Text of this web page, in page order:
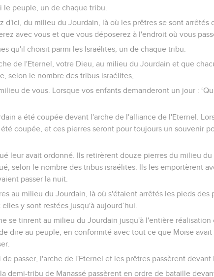
le peuple, un de chaque tribu.
d'ici, du milieu du Jourdain, là où les prêtres se sont arrêtés
avec vous et que vous déposerez à l'endroit où vous
qu'il choisit parmi les Israélites, un de chaque tribu.
de l'Eternel, votre Dieu, au milieu du Jourdain et que
selon le nombre des tribus israélites,
de vous. Lorsque vos enfants demanderont un jour :
a été coupée devant l'arche de l'alliance de l'Eternel.
coupée, et ces pierres seront pour toujours un souvenir
leur avait ordonné. Ils retirèrent douze pierres du milieu du
selon le nombre des tribus israélites. Ils les emportèrent
passer la nuit.
au milieu du Jourdain, là où s'étaient arrêtés les pieds des
y sont restées jusqu'à aujourd’hui.
se tinrent au milieu du Jourdain jusqu'à l'entière réalisation
dire au peuple, en conformité avec tout ce que Moïse avait
passer, l'arche de l'Eternel et les prêtres passèrent devant
demi-tribu de Manassé passèrent en ordre de bataille